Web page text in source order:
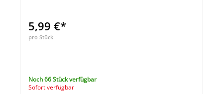
5,99 €*
pro Stück
Noch 66 Stück verfügbar
Sofort verfügbar